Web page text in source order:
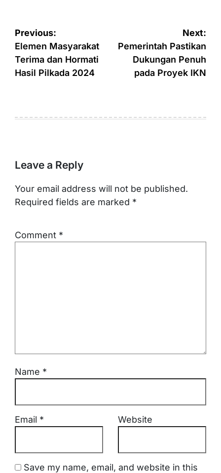
Post
navigation
Previous:
Elemen Masyarakat
Terima dan Hormati
Hasil Pilkada 2024
Next:
Pemerintah Pastikan
Dukungan Penuh
pada Proyek IKN
Leave a Reply
Your email address will not be published.
Required fields are marked *
Comment *
Name *
Email * Website
Save my name, email, and website in this